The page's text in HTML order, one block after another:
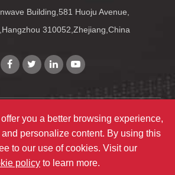
Building,581 Huoju Avenue,
310052,Zhejiang,China
ULIRVISION Technology Co., Ltd.
| TY_PRIVACY
you a better browsing experience,
personalize content. By using this
to our use of cookies. Visit our
policy to learn more.